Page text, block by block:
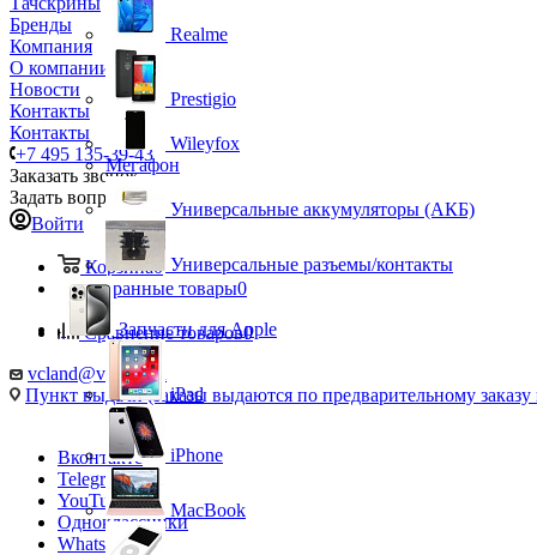
Бренды
Компания
О компании
Новости
Контакты
Контакты
+7 495 135-39-43
Заказать звонок
Задать вопрос
Войти
Корзина0
Избранные товары0
Сравнение товаров0
vcland@vcland.ru
Пункт выдачи (заказы выдаются по предварительному заказу
Вконтакте
Telegram
YouTube
Одноклассники
WhatsApp
Realme
Prestigio
Wileyfox
Мегафон
Универсальные аккумуляторы (АКБ)
Универсальные разъемы/контакты
Запчасти для Apple
iPad
iPhone
MacBook